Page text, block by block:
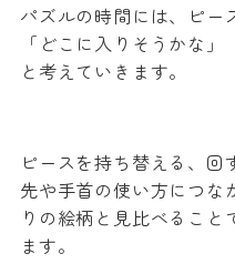
パズルの時間には、ピー
「どこに入りそうかな」
と考えていきます。
ピースを持ち替える、
先や手首の使い方につな
りの絵柄と見比べるこ
ます。